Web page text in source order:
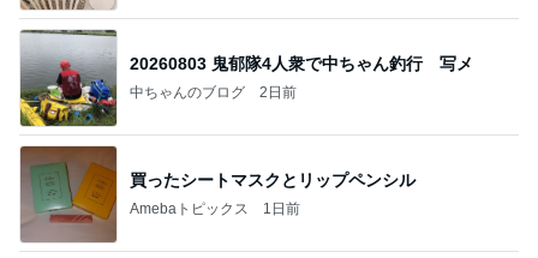
20260803 鬼郁隊4人衆で中ちゃん釣行 写メ
中ちゃんのブログ 2日前
買ったシートマスクとリップペンシル
Amebaトピックス 1日前